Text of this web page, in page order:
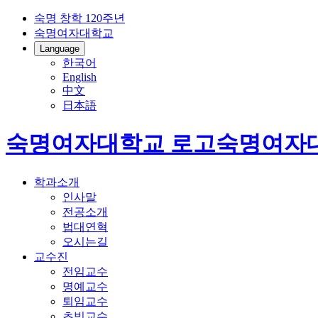
숙명 창학 120주년
숙명여자대학교
Language
한국어
English
中文
日本語
숙명여자대학교 로고숙명여자
학과소개
인사말
전공소개
법대연혁
오시는길
교수진
전임교수
명예교수
퇴임교수